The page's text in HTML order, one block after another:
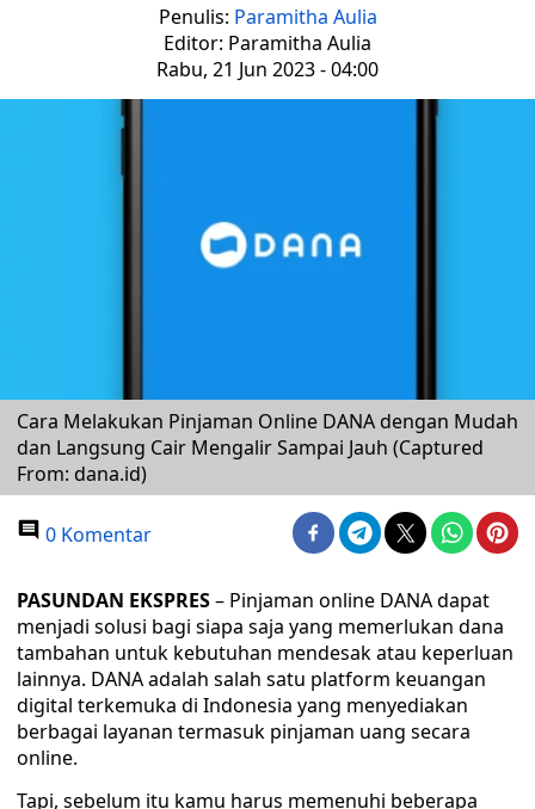
Penulis: Paramitha Aulia
Editor: Paramitha Aulia
Rabu, 21 Jun 2023 - 04:00
Cara Melakukan Pinjaman Online DANA dengan Mudah
dan Langsung Cair Mengalir Sampai Jauh (Captured
From: dana.id)
0 Komentar
PASUNDAN EKSPRES– Pinjaman online DANA dapat
menjadi solusi bagi siapa saja yang memerlukan dana
tambahan untuk kebutuhan mendesak atau keperluan
lainnya. DANA adalah salah satu platform keuangan
digital terkemuka di Indonesia yang menyediakan
berbagai layanan termasuk pinjaman uang secara
online.
Tapi, sebelum itu kamu harus memenuhi beberapa